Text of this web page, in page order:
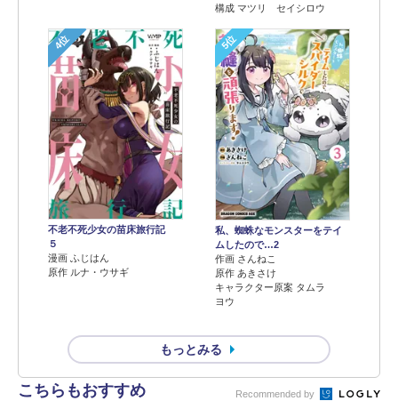
構成 マツリ セイシロウ
4位
不老不死少女の苗床旅行記
５
漫画 ふじはん
原作 ルナ・ウサギ
5位
私、蜘蛛なモンスターをテイ
ムしたので…2
作画 さんねこ
原作 あきさけ
キャラクター原案 タムラ
ヨウ
もっとみる
こちらもおすすめ Recommended by